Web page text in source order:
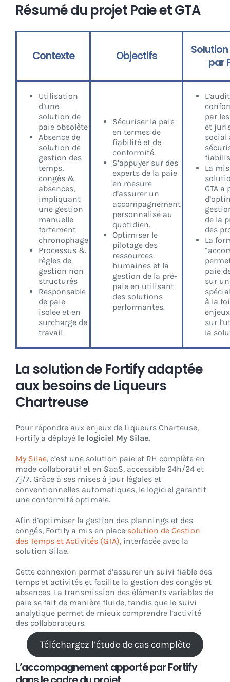
Résumé du projet Paie et GTA
Contexte Objectifs
par
Utilisation
d’une
solution de
paie obsolète
Absence de
solution de
gestion des
temps,
congés &
absences,
impliquant
une gestion
manuelle
fortement
chronophage
Processus &
règles de
gestion non
structurés
Responsable
de paie
isolée et en
surcharge de
travail
Sécuriser la paie
en termes de
fiabilité et de
conformité.
S’appuyer sur des
experts de la paie
en mesure
d’assurer un
accompagnement
personnalisé au
quotidien.
Optimiser le
pilotage des
ressources
humaines et la
gestion de la pré-
paie en utilisant
des solutions
performantes.
par
et
social
La
GTA a
de la
des
La
paie
sur
à la
sur
la
La solution de Fortify adaptée
aux besoins de Liqueurs
Chartreuse
Pour répondre aux enjeux de Liqueurs Charteuse,
Fortify a déployé le logiciel My Silae.
My Silae, c’est une solution paie et RH complète en
mode collaboratif et en SaaS, accessible 24h/24 et
7j/7. Grâce à ses mises à jour légales et
conventionnelles automatiques, le logiciel garantit
une conformité optimale.
Afin d’optimiser la gestion des plannings et des
congés, Fortify a mis en place solution de Gestion
des Temps et Activités (GTA), interfacée avec la
solution Silae.
Cette connexion permet d’assurer un suivi fiable des
temps et activités et facilite la gestion des congés et
absences. La transmission des éléments variables de
paie se fait de manière fluide, tandis que le suivi
analytique permet de mieux comprendre l’activité
des collaborateurs.
Téléchargez l’étude de cas complète
L’accompagnement apporté par Fortify